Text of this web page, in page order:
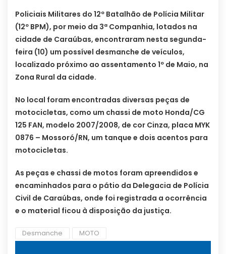
Policiais Militares do 12º Batalhão de Polícia Militar
(12º BPM), por meio da 3ª Companhia, lotados na
cidade de Caraúbas, encontraram nesta segunda-
feira (10) um possível desmanche de veículos,
localizado próximo ao assentamento 1º de Maio, na
Zona Rural da cidade.
No local foram encontradas diversas peças de
motocicletas, como um chassi de moto Honda/CG
125 FAN, modelo 2007/2008, de cor Cinza, placa MYK
0876 – Mossoró/RN, um tanque e dois acentos para
motocicletas.
As peças e chassi de motos foram apreendidos e
encaminhados para o pátio da Delegacia de Polícia
Civil de Caraúbas, onde foi registrada a ocorrência
e o material ficou à disposição da justiça.
Desmanche MOTO